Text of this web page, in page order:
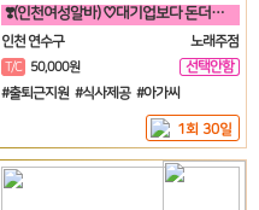
❣️(인천여성알바) ♡대기업보다 돈더벌자 젊은실장♡❣️
인천 연수구
노래주점
T/C 50,000원
선택안함
일
#출퇴근지원 #식사제공 #아가씨
1회 30일